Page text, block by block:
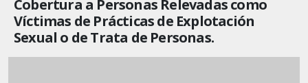
Cobertura a Personas Relevadas como
Víctimas de Prácticas de Explotación
Sexual o de Trata de Personas.